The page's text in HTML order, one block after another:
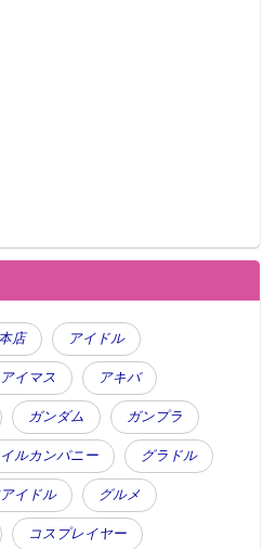
店 アイドル
アイマス アキバ
ガンダム ガンプラ
ルカンパニー グラドル
イドル グルメ
コスプレイヤー